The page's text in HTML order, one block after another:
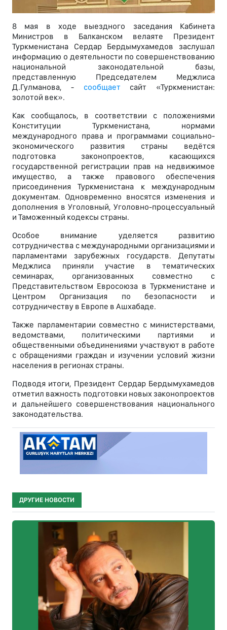
8 мая в ходе выездного заседания Кабинета
Министров в Балканском велаяте Президент
Туркменистана Сердар Бердымухамедов заслушал
информацию о деятельности по совершенствованию
национальной законодательной базы,
представленную Председателем Меджлиса
Д.Гулманова, - сообщаетсайт «Туркменистан:
золотой век».
Как сообщалось, в соответствии с положениями
Конституции Туркменистана, нормами
международного права и программами социально-
экономического развития страны ведётся
подготовка законопроектов, касающихся
государственной регистрации прав на недвижимое
имущество, а также правового обеспечения
присоединения Туркменистана к международным
документам. Одновременно вносятся изменения и
дополнения в Уголовный, Уголовно-процессуальный
и Таможенный кодексы страны.
Особое внимание уделяется развитию
сотрудничества с международными организациями и
парламентами зарубежных государств. Депутаты
Меджлиса приняли участие в тематических
семинарах, организованных совместно с
Представительством Евросоюза в Туркменистане и
Центром Организация по безопасности и
сотрудничеству в Европе в Ашхабаде.
Также парламентарии совместно с министерствами,
ведомствами, политическими партиями и
общественными объединениями участвуют в работе
с обращениями граждан и изучении условий жизни
населения в регионах страны.
Подводя итоги, Президент Сердар Бердымухамедов
отметил важность подготовки новых законопроектов
и дальнейшего совершенствования национального
законодательства.
ДРУГИЕ НОВОСТИ